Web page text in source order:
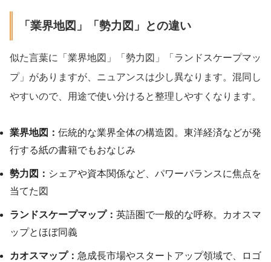
「業界地図」「勢力図」との違い
似た言葉に「業界地図」「勢力図」「ランドスケープマッ
プ」がありますが、ニュアンスは少し異なります。混同し
やすいので、用途で使い分けると整理しやすくなります。
業界地図： 伝統的な業界全体の構造図。東洋経済などが発
行する紙の書籍でもおなじみ
勢力図： シェアや資本関係など、パワーバランスに焦点を
当てた図
ランドスケープマップ： 英語圏で一般的な呼称。カオスマ
ップとほぼ同義
カオスマップ： 急成長市場やスタートアップ領域で、ロゴ